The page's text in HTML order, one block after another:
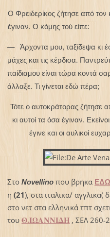
Ο Φρειδερίκος ζήτησε από
έγιναν. Ο κόμης τού είπε:
— Άρχοντα μου, ταξίδεψα κι
μάχες και τις κέρδισα.
παίδιαμου είναι τώρα κοντά
άλλαξε. Τι γίνεται εδώ πέρα;
Τότε ο αυτοκράτορας ζήτησε
κι αυτοί τα όσα έγιναν.
έγινε και οι αυλικοί
ΣτοNovellino που βρηκα
η(21), στα ιταλικα/
στο νετ στα ελληνικά τπτ
τουΘ.ΙΩΑΝΝΙΔΗ , ΣΕΛ 260-